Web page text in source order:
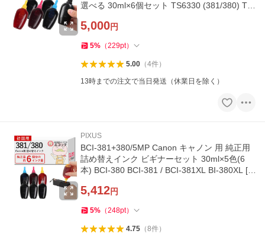
選べる 30ml×6個セット TS6330 (381/380) TS
5,000円
5% （229pt）
5.00（4件）
13時までの注文で当日発送（休業日を除く）
PIXUS
BCI-381+380/5MP Canon キャノン 用 純正用
詰め替えインク ビギナーセット 30ml×5色(6
本) BCI-380 BCI-381 / BCI-381XL BI-380XL [5
5,412円
5% （248pt）
4.75（8件）